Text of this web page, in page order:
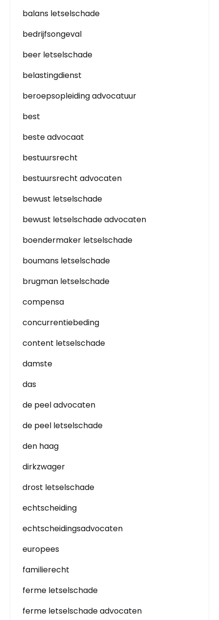
balans letselschade
bedrijfsongeval
beer letselschade
belastingdienst
beroepsopleiding advocatuur
best
beste advocaat
bestuursrecht
bestuursrecht advocaten
bewust letselschade
bewust letselschade advocaten
boendermaker letselschade
boumans letselschade
brugman letselschade
compensa
concurrentiebeding
content letselschade
damste
das
de peel advocaten
de peel letselschade
den haag
dirkzwager
drost letselschade
echtscheiding
echtscheidingsadvocaten
europees
familierecht
ferme letselschade
ferme letselschade advocaten